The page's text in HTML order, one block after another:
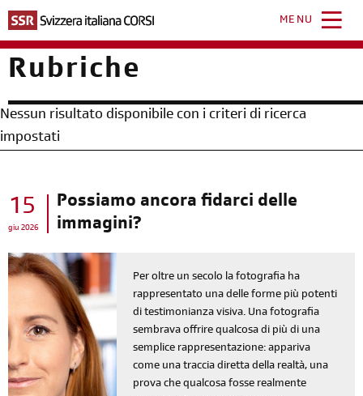
contenuto
principale
MENU
Rubriche
Nessun risultato disponibile con i criteri di ricerca
impostati
15
giu 2026
Possiamo ancora fidarci delle
immagini?
Per oltre un secolo la fotografia ha
rappresentato una delle forme più potenti
di testimonianza visiva. Una fotografia
sembrava offrire qualcosa di più di una
semplice rappresentazione: appariva
come una traccia diretta della realtà, una
prova che qualcosa fosse realmente